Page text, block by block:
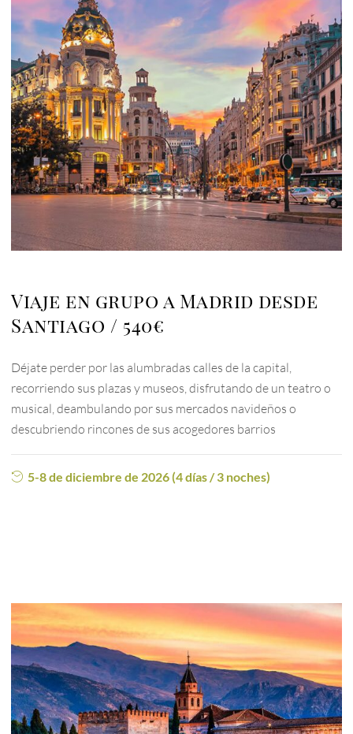
Viaje en grupo a Madrid desde
Santiago
540€
Déjate perder por las alumbradas calles de la capital,
recorriendo sus plazas y museos, disfrutando de un teatro o
musical, deambulando por sus mercados navideños o
descubriendo rincones de sus acogedores barrios
5-8 de diciembre de 2026 (4 días / 3 noches)